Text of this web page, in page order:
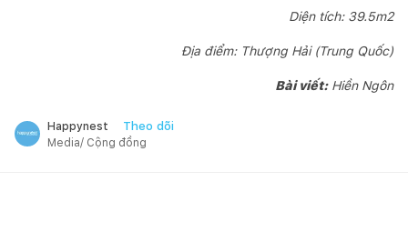
Diện tích: 39.5m2
Địa điểm: Thượng Hải (Trung Quốc)
Bài viết:Hiền Ngôn
Happynest Theo dõi
Media/ Cộng đồng